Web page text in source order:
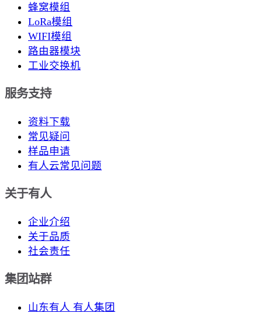
蜂窝模组
LoRa模组
WIFI模组
路由器模块
工业交换机
服务支持
资料下载
常见疑问
样品申请
有人云常见问题
关于有人
企业介绍
关于品质
社会责任
集团站群
山东有人 有人集团